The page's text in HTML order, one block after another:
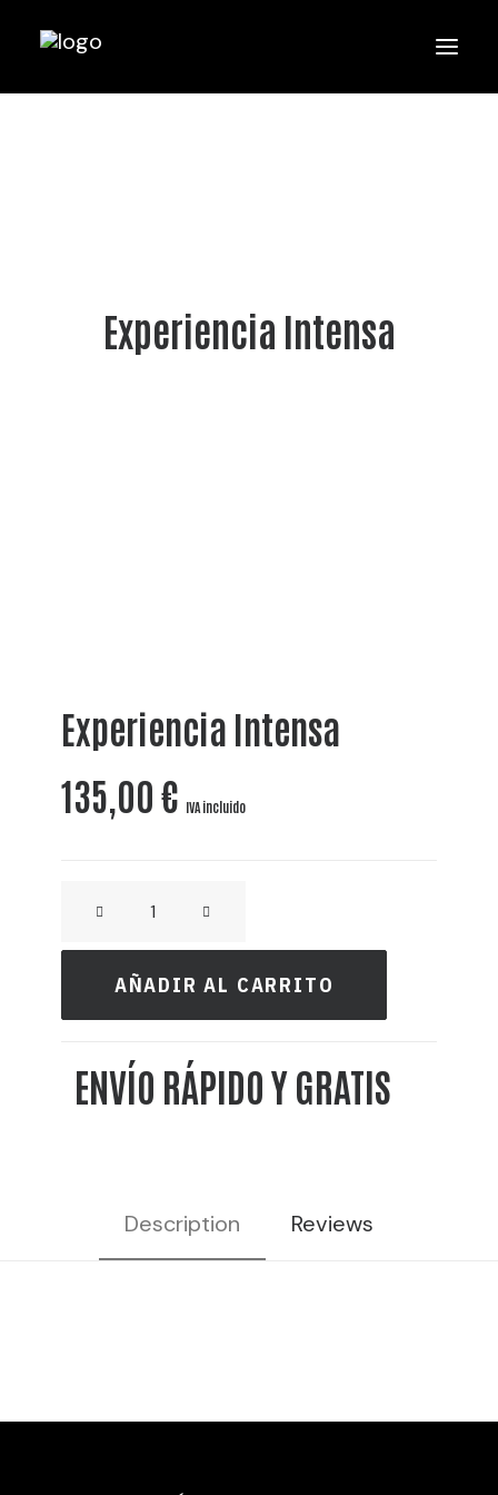
Experiencia Intensa
Experiencia Intensa
135,00€ IVA incluido
MANHATTAN
10L
VOL
AÑADIR AL CARRITO
ENVÍO RÁPIDO Y GRATIS
Description Reviews